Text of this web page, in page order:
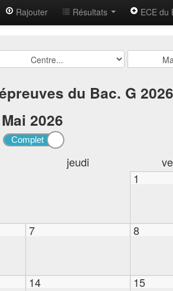
Rajouter Résultats ECE du
du Bac. G 2026
Mai 2026
jeudi
1
7 8
14 15